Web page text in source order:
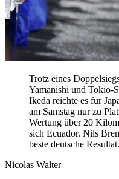
Trotz eines
Yamanishi und Tokio-
Ikeda reichte es für
am Samstag nur zu
Wertung über 20
sich Ecuador. Nils
beste deutsche Resultat.
Nicolas Walter